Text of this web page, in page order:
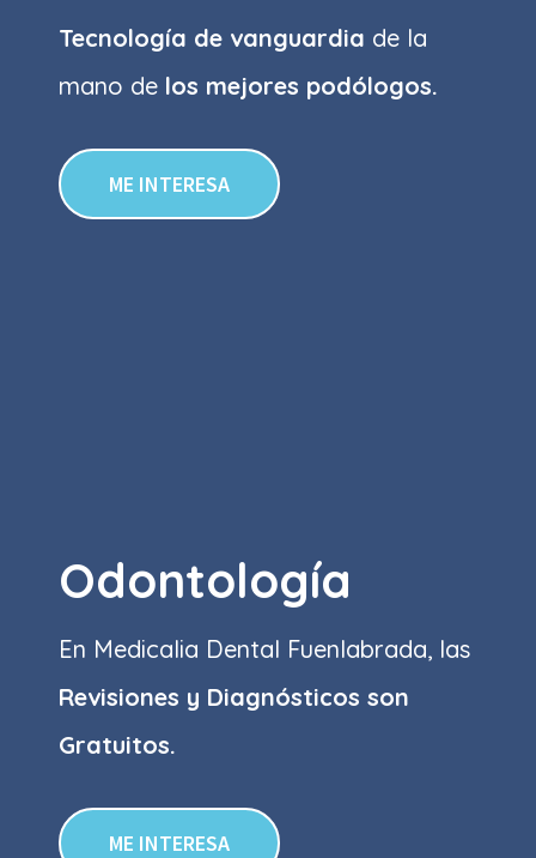
Tecnología de vanguardia de la
mano de los mejores podólogos.
ME INTERESA
Odontología
En Medicalia Dental Fuenlabrada, las
Revisiones y Diagnósticos son
Gratuitos.
ME INTERESA